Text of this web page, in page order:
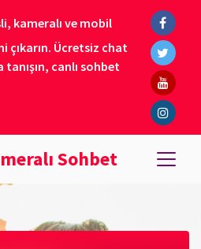
kameralı ve mobil
Ücretsiz chat
canlı sohbet
Sohbet